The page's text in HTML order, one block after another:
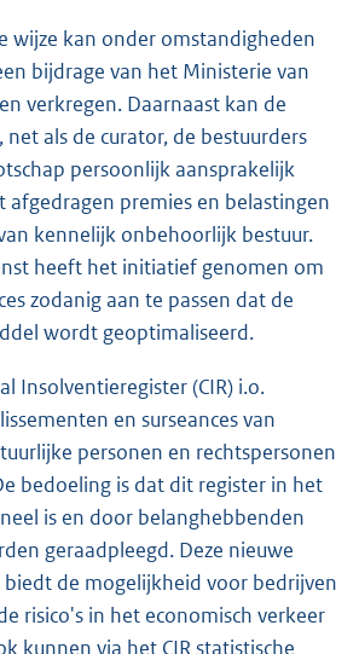
wijze kan onder omstandigheden
bijdrage van het Ministerie van
verkregen. Daarnaast kan de
net als de curator, de bestuurders
persoonlijk aansprakelijk
afgedragen premies en belastingen
kennelijk onbehoorlijk bestuur.
heeft het initiatief genomen om
zodanig aan te passen dat de
wordt geoptimaliseerd.
Insolventieregister (CIR) i.o.
en surseances van
personen en rechtspersonen
bedoeling is dat dit register in het
is en door belanghebbenden
geraadpleegd. Deze nieuwe
de mogelijkheid voor bedrijven
risico's in het economisch verkeer
kunnen via het CIR statistische